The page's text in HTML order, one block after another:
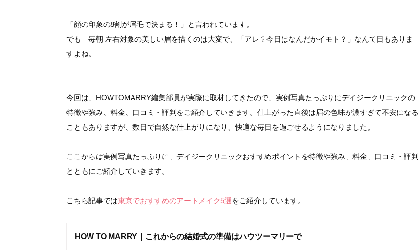
「顔の印象の8割が眉毛で決まる！」と言われています。
でも 毎朝 左右対象の美しい眉を描くのは大変で、「アレ？今日はなんだかイモト？」なんて日もありま
すよね。
今回は、HOWTOMARRY編集部員が実際に取材してきたので、実例写真たっぷりにデイジークリニックの
特徴や強み、料金、口コミ・評判をご紹介していきます。仕上がった直後は眉の色味が濃すぎて不安になる
こともありますが、数日で自然な仕上がりになり、快適な毎日を過ごせるようになりました。
ここからは実例写真たっぷりに、デイジークリニックおすすめポイントを特徴や強み、料金、口コミ・評判
とともにご紹介していきます。
こちら記事では東京でおすすめのアートメイク5選をご紹介しています。
HOW TO MARRY｜これからの結婚式の準備はハウツーマリーで